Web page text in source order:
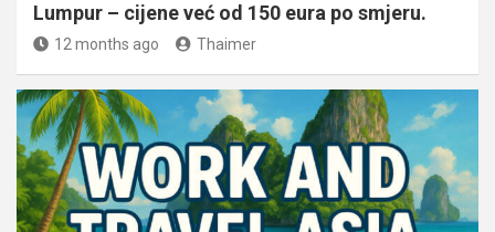
Lumpur – cijene već od 150 eura po smjeru.
12 months ago Thaimer